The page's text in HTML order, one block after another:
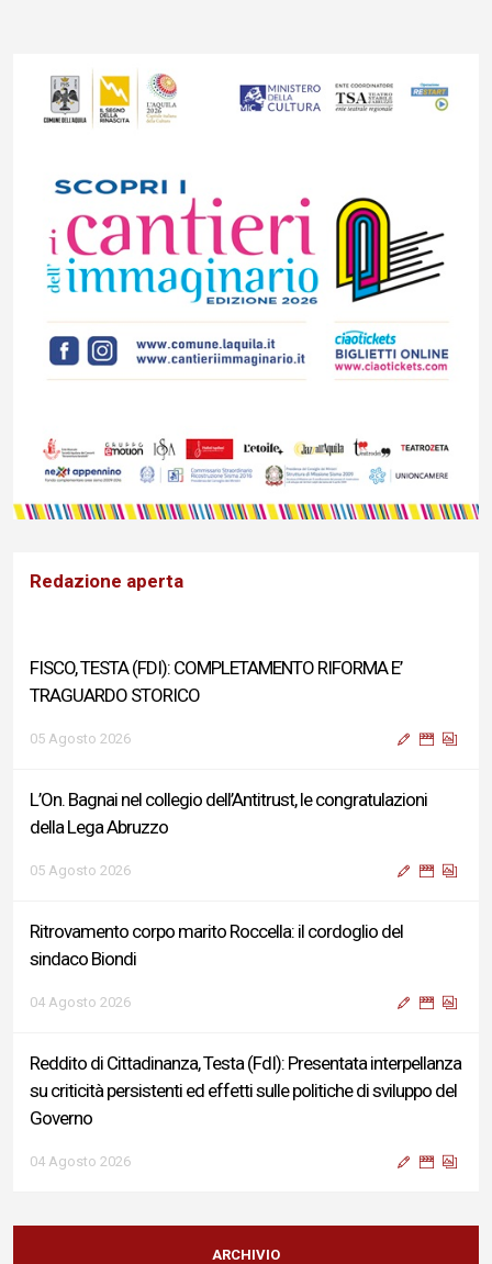
Redazione aperta
FISCO, TESTA (FDI): COMPLETAMENTO RIFORMA E’
TRAGUARDO STORICO
05 Agosto 2026
L’On. Bagnai nel collegio dell’Antitrust, le congratulazioni
della Lega Abruzzo
05 Agosto 2026
Ritrovamento corpo marito Roccella: il cordoglio del
sindaco Biondi
04 Agosto 2026
Reddito di Cittadinanza, Testa (FdI): Presentata interpellanza
su criticità persistenti ed effetti sulle politiche di sviluppo del
Governo
04 Agosto 2026
Sigismondi, Liris e Testa: “Profondo cordoglio e vicinanza al
Ministro Roccella e alla sua famiglia”
ARCHIVIO